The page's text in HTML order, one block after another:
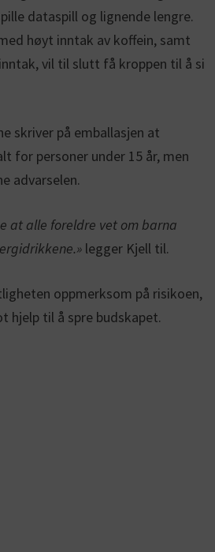
dataspill og lignende lengre.
høyt inntak av koffein, samt
vil til slutt få kroppen til å si
skriver på emballasjen at
for personer under 15 år, men
advarselen.
at alle foreldre vet om barna
legger Kjell til.
oppmerksom på risikoen,
hjelp til å spre budskapet.